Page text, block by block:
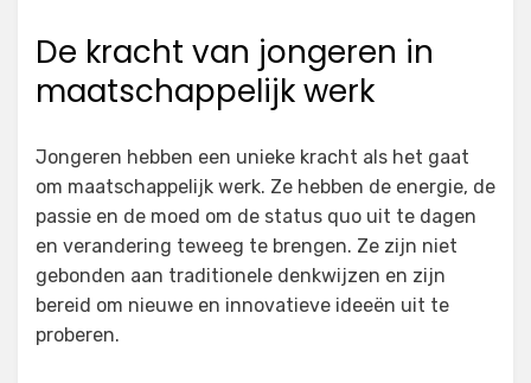
De kracht van jongeren in
maatschappelijk werk
Jongeren hebben een unieke kracht als het gaat
om maatschappelijk werk. Ze hebben de energie, de
passie en de moed om de status quo uit te dagen
en verandering teweeg te brengen. Ze zijn niet
gebonden aan traditionele denkwijzen en zijn
bereid om nieuwe en innovatieve ideeën uit te
proberen.